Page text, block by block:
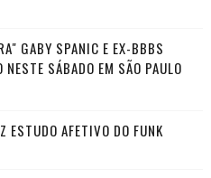
GABY SPANIC E EX-BBBS
NESTE SÁBADO EM SÃO PAULO
ESTUDO AFETIVO DO FUNK